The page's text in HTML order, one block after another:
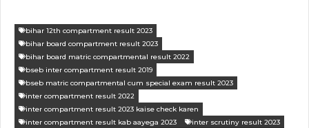
bihar 12th compartment result 2023
bihar board compartment result 2023
bihar board matric compartmental result 2022
bseb inter compartment result 2019
bseb matric compartmental cum special exam result 2023
inter compartment result 2022
inter compartment result 2023 kaise check karen
inter compartment result kab aayega 2023
inter scrutiny result 2023